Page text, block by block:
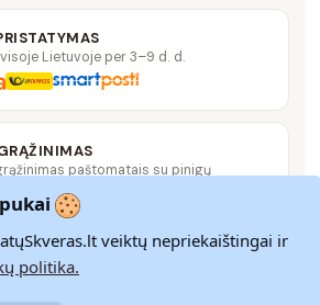
Lietuvoje per 3–9 d. d.
paštomatais su pinigų
užtikrina aukščiausią jūsų duomenų
veiktų nepriekaištingai ir
politika.